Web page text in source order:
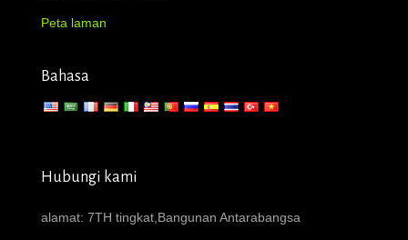
Peta laman
Bahasa
Hubungi kami
alamat: 7TH tingkat,Bangunan Antarabangsa